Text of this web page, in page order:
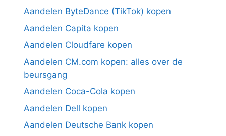
Aandelen ByteDance (TikTok) kopen
Aandelen Capita kopen
Aandelen Cloudfare kopen
Aandelen CM.com kopen: alles over de
beursgang
Aandelen Coca-Cola kopen
Aandelen Dell kopen
Aandelen Deutsche Bank kopen